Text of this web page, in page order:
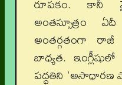
రూపకం. కానీ
అంతస్సూత్రం
అంతర్గతంగా రాజీ
బాధ్యత.
పద్ధతిని 'అసాధారణ